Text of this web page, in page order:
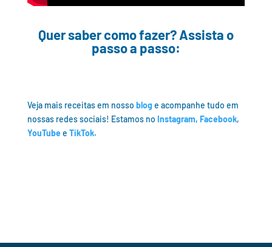
Quer saber como fazer? Assista o
passo a passo:
Veja mais receitas em nosso blog e acompanhe tudo em
nossas redes sociais! Estamos no Instagram, Facebook,
YouTube e TikTok.